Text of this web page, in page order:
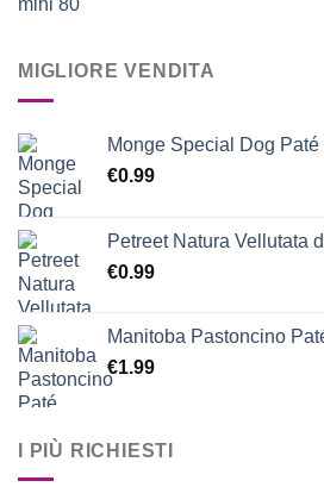
MIGLIORE VENDITA
Monge Special Dog
€0.99
Petreet Natura Vellutata
€0.99
Manitoba Pastoncino
€1.99
I PIÙ RICHIESTI